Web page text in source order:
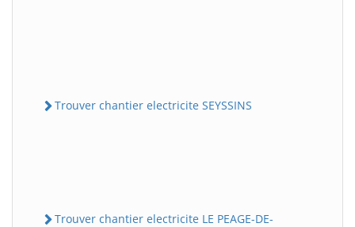
Trouver chantier electricite SEYSSINS
Trouver chantier electricite LE PEAGE-DE-